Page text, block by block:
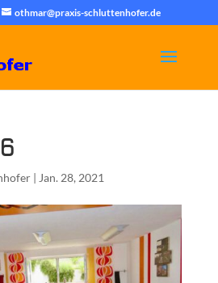
othmar@praxis-schluttenhofer.de
| Jan. 28, 2021